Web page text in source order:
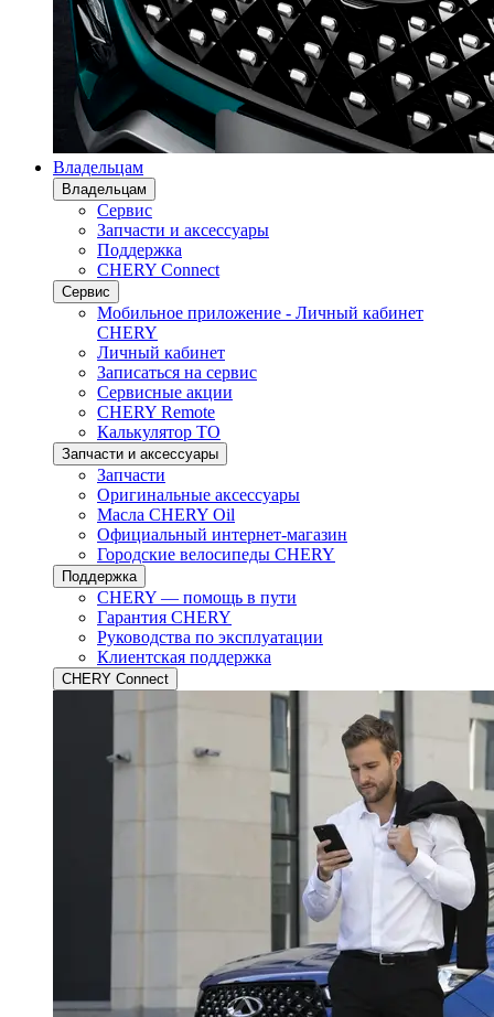
Владельцам
Владельцам
Сервис
Запчасти и аксессуары
Поддержка
CHERY Connect
Сервис
Мобильное приложение - Личный кабинет
CHERY
Личный кабинет
Записаться на сервис
Сервисные акции
CHERY Remote
Калькулятор ТО
Запчасти и аксессуары
Запчасти
Оригинальные аксессуары
Масла CHERY Oil
Официальный интернет-магазин
Городские велосипеды CHERY
Поддержка
CHERY — помощь в пути
Гарантия CHERY
Руководства по эксплуатации
Клиентская поддержка
CHERY Connect